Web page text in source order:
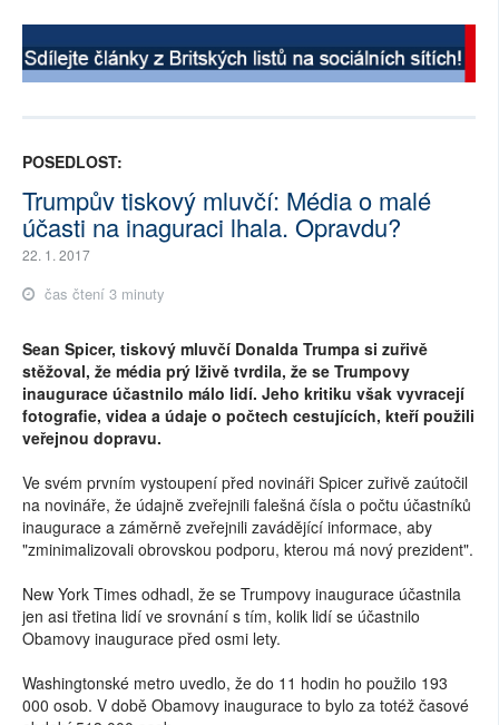
POSEDLOST:
Trumpův tiskový mluvčí: Média o malé
účasti na inaguraci lhala. Opravdu?
22. 1. 2017
čas čtení 3 minuty
Sean Spicer, tiskový mluvčí Donalda Trumpa si zuřivě
stěžoval, že média prý lživě tvrdila, že se Trumpovy
inaugurace účastnilo málo lidí. Jeho kritiku však vyvracejí
fotografie, videa a údaje o počtech cestujících, kteří použili
veřejnou dopravu.
Ve svém prvním vystoupení před novináři Spicer zuřivě zaútočil
na novináře, že údajně zveřejnili falešná čísla o počtu účastníků
inaugurace a záměrně zveřejnili zavádějící informace, aby
"zminimalizovali obrovskou podporu, kterou má nový prezident".
New York Times odhadl, že se Trumpovy inaugurace účastnila
jen asi třetina lidí ve srovnání s tím, kolik lidí se účastnilo
Obamovy inaugurace před osmi lety.
Washingtonské metro uvedlo, že do 11 hodin ho použilo 193
000 osob. V době Obamovy inaugurace to bylo za totéž časové